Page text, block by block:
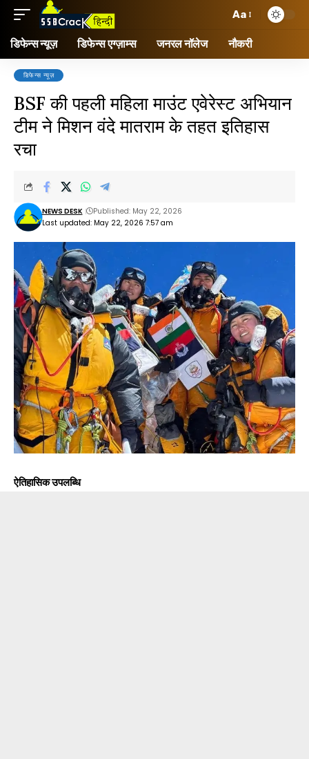
Aa
डिफेन्स न्यूज़ डिफेन्स एग्ज़ाम्स जनरल नॉलेज नौकरी
डिफेन्स न्यूज़
BSF की पहली महिला माउंट एवेरेस्ट अभियान
टीम ने मिशन वंदे मातराम के तहत इतिहास
रचा
Last updated: May 22, 2026 7:57 am
NEWS DESK Published: May 22, 2026
ऐतिहासिक उपलब्धि